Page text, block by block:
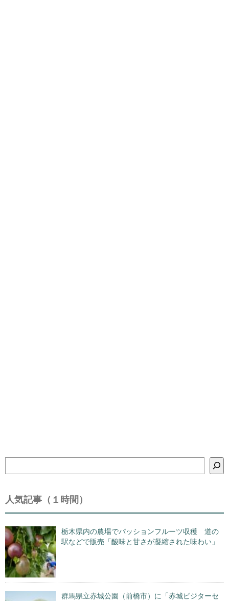
人気記事（１時間）
栃木県内の農場でパッションフルーツ収穫 道の
駅などで販売「酸味と甘さが凝縮された味わい」
群馬県立赤城公園（前橋市）に「赤城ビジターセ